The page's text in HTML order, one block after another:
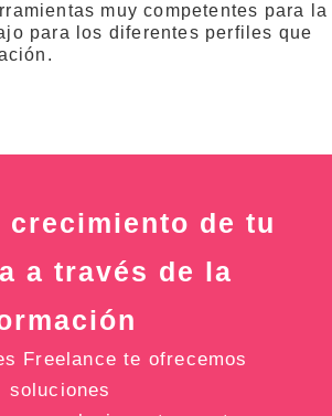
muy competentes para la
para los diferentes perfiles que
crecimiento de tu
a través de la
Freelance te ofrecemos
soluciones